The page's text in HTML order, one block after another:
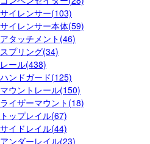
サイレンサー(103)
サイレンサー本体(59)
アタッチメント(46)
スプリング(34)
レール(438)
ハンドガード(125)
マウントレール(150)
ライザーマウント(18)
トップレイル(67)
サイドレイル(44)
アンダーレイル(23)